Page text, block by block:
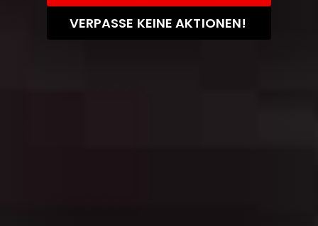
VERPASSE KEINE AKTIONEN!